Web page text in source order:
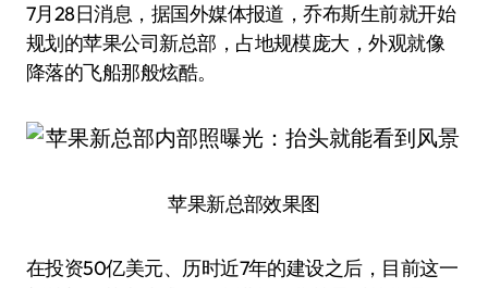
7月28日消息，据国外媒体报道，乔布斯生前就开始
规划的苹果公司新总部，占地规模庞大，外观就像
降落的飞船那般炫酷。
苹果新总部效果图
在投资50亿美元、历时近7年的建设之后，目前这一